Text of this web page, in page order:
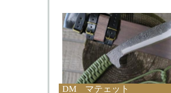
DM マテェット